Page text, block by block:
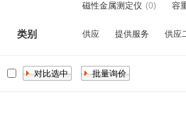
磁性金属测定仪 (0) 容
类别 供应 提供服务 供应